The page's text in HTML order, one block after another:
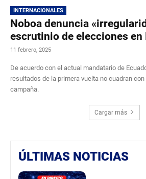
INTERNACIONALES
Noboa denuncia
escrutinio de elecciones en
11 febrero, 2025
De acuerdo con el actual mandatario de
resultados de la primera vuelta no cuadran
campaña.
Cargar más
ÚLTIMAS NOTICIAS